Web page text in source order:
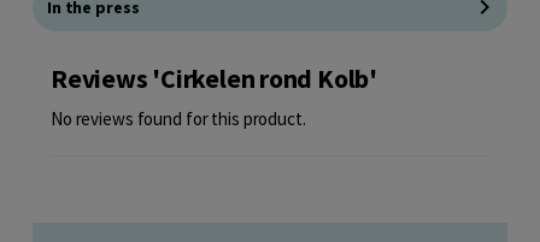
In the press
Reviews 'Cirkelen rond Kolb'
No reviews found for this product.